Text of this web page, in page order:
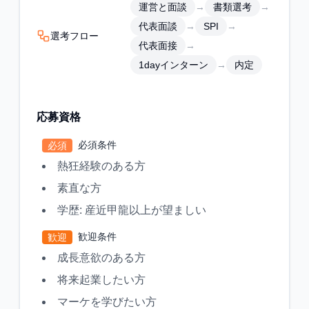
選考フロー
運営と面談 → 書類選考
→
代表面談
→ SPI
→
代表面接
→
1dayインターン
→ 内定
応募資格
必須 必須条件
熱狂経験のある方
素直な方
学歴: 産近甲龍以上が望ましい
歓迎 歓迎条件
成長意欲のある方
将来起業したい方
マーケを学びたい方